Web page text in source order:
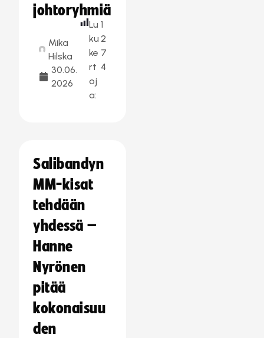
johtoryhmiä
Mika
Hilska
30.06.
2026
Lu
ku
ke
rt
oj
a:
1
2
7
4
Salibandyn
MM-kisat
tehdään
yhdessä –
Hanne
Nyrönen
pitää
kokonaisuu
den